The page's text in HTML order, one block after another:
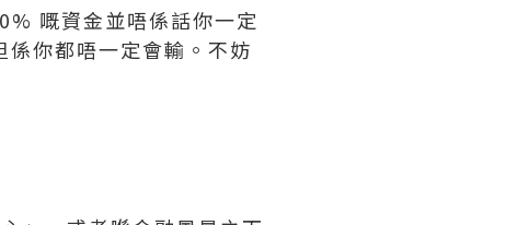
嘅資金並唔係話你一定
你都唔一定會輸。不妨